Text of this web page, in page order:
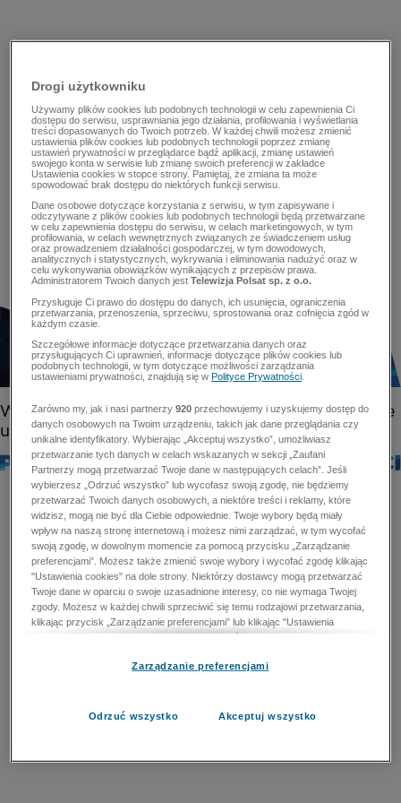
Drogi użytkowniku
Używamy plików cookies lub podobnych technologii w celu zapewnienia Ci
dostępu do serwisu, usprawniania jego działania, profilowania i wyświetlania
treści dopasowanych do Twoich potrzeb. W każdej chwili możesz zmienić
ustawienia plików cookies lub podobnych technologii poprzez zmianę
ustawień prywatności w przeglądarce bądź aplikacji, zmianę ustawień
swojego konta w serwisie lub zmianę swoich preferencji w zakładce
Ustawienia cookies w stopce strony. Pamiętaj, że zmiana ta może
spowodować brak dostępu do niektórych funkcji serwisu.
Dane osobowe dotyczące korzystania z serwisu, w tym zapisywane i
odczytywane z plików cookies lub podobnych technologii będą przetwarzane
w celu zapewnienia dostępu do serwisu, w celach marketingowych, w tym
profilowania, w celach wewnętrznych związanych ze świadczeniem usług
oraz prowadzeniem działalności gospodarczej, w tym dowodowych,
analitycznych i statystycznych, wykrywania i eliminowania nadużyć oraz w
celu wykonywania obowiązków wynikających z przepisów prawa.
Administratorem Twoich danych jestTelewizja Polsat sp. z o.o.
Przysługuje Ci prawo do dostępu do danych, ich usunięcia, ograniczenia
przetwarzania, przenoszenia, sprzeciwu, sprostowania oraz cofnięcia zgód w
każdym czasie.
Szczegółowe informacje dotyczące przetwarzania danych oraz
przysługujących Ci uprawnień, informacje dotyczące plików cookies lub
podobnych technologii, w tym dotyczące możliwości zarządzania
ustawieniami prywatności, znajdują się wPolityce Prywatności
Zarówno my, jak i nasi partnerzy920 przechowujemy i uzyskujemy dostęp do
danych osobowych na Twoim urządzeniu, takich jak dane przeglądania czy
unikalne identyfikatory. Wybierając „Akceptuj wszystko”, umożliwiasz
przetwarzanie tych danych w celach wskazanych w sekcji „Zaufani
Partnerzy mogą przetwarzać Twoje dane w następujących celach”. Jeśli
wybierzesz „Odrzuć wszystko” lub wycofasz swoją zgodę, nie będziemy
przetwarzać Twoich danych osobowych, a niektóre treści i reklamy, które
widzisz, mogą nie być dla Ciebie odpowiednie. Twoje wybory będą miały
wpływ na naszą stronę internetową i możesz nimi zarządzać, w tym wycofać
swoją zgodę, w dowolnym momencie za pomocą przycisku „Zarządzanie
preferencjami”. Możesz także zmienić swoje wybory i wycofać zgodę klikając
"Ustawienia cookies" na dole strony. Niektórzy dostawcy mogą przetwarzać
Twoje dane w oparciu o swoje uzasadnione interesy, co nie wymaga Twojej
zgody. Możesz w każdej chwili sprzeciwić się temu rodzajowi przetwarzania,
klikając przycisk „Zarządzanie preferencjami” lub klikając "Ustawienia
cookies" na dole strony. Nie możesz sprzeciwić się przetwarzaniu przez
zapobiegania oszustwom i naprawiania błędów, a w tym celu mogą zostać
przetwarzaniu danych osobowych w celu dostarczania i prezentacji reklam i
Zarządzanie preferencjami
Odrzuć wszystko Akceptuj wszystko